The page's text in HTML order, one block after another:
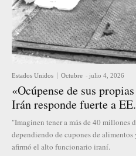
Estados Unidos Octubre - julio 4, 2026
«Ocúpense de sus
Irán responde fuerte a
"Imaginen tener a más de 40 millones
dependiendo de cupones de
afirmó el alto funcionario iraní.